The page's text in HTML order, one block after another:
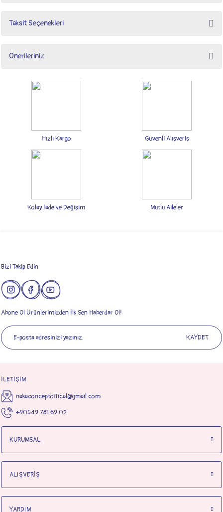
Taksit Seçenekleri
Önerileriniz
Bu ürünün fiyat bilgisi, resim, ürün açıklamalarında ve diğer konularda yetersiz
gördüğünüz noktaları öneri formunu kullanarak tarafımıza iletebilirsiniz.
Ürün açıklamasında eksik bilgiler bulunuyor.
Ürün bilgilerinde hatalar bulunuyor.
Hızlı Kargo Güvenli Alışveriş
Kolay İade ve Değişim Mutlu Aileler
Bizi Takip Edin
Abone Ol Ürünlerimizden İlk Sen Haberdar Ol!
KAYDET
İLETİŞİM
nakaconceptoffical@gmail.com
+90549 781 69 02
KURUMSAL
ALIŞVERİŞ
YARDIM